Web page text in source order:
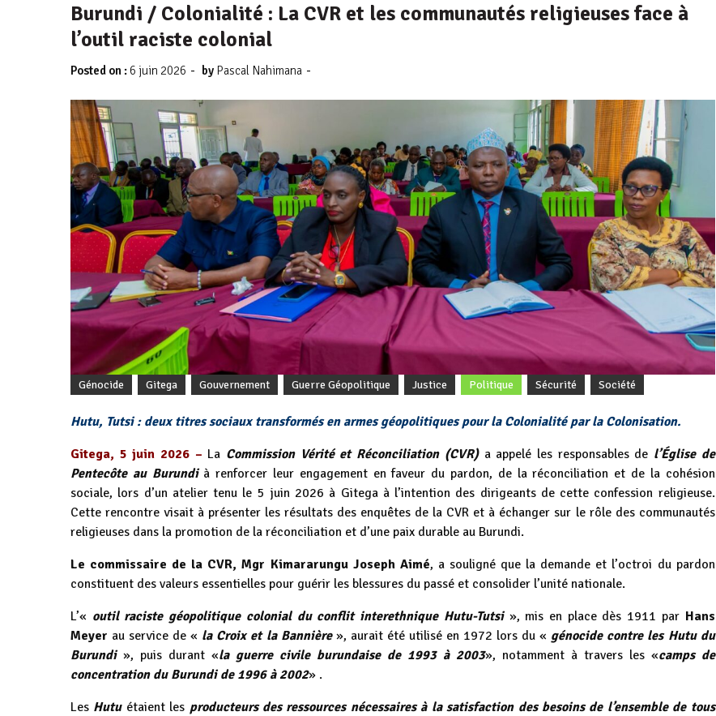
Burundi / Colonialité : La CVR et les communautés religieuses face à
l’outil raciste colonial
Posted on :6 juin 2026 - by Pascal Nahimana -
Génocide Gitega Gouvernement Guerre Géopolitique Justice Politique Sécurité Société
Hutu, Tutsi : deux titres sociaux transformés en armes géopolitiques pour la Colonialité par la Colonisation.
Gitega, 5 juin 2026 – La Commission Vérité et Réconciliation (CVR)a appelé les responsables de l’Église de
Pentecôte au Burundià renforcer leur engagement en faveur du pardon, de la réconciliation et de la cohésion
sociale, lors d’un atelier tenu le 5 juin 2026 à Gitega à l’intention des dirigeants de cette confession religieuse.
Cette rencontre visait à présenter les résultats des enquêtes de la CVR et à échanger sur le rôle des communautés
religieuses dans la promotion de la réconciliation et d’une paix durable au Burundi.
Le commissaire de la CVR, Mgr Kimararungu Joseph Aimé, a souligné que la demande et l’octroi du pardon
constituent des valeurs essentielles pour guérir les blessures du passé et consolider l’unité nationale.
L’« outil raciste géopolitique colonial du conflit interethnique Hutu-Tutsi», mis en place dès 1911 par Hans
Meyer au service de « la Croix et la Bannière», aurait été utilisé en 1972 lors du « génocide contre les Hutu du
Burundi», puis durant «la guerre civile burundaise de 1993 à 2003», notamment à travers les «camps de
concentration du Burundi de 1996 à 2002» .
Les Hutu étaient les producteurs des ressources nécessaires à la satisfaction des besoins de l’ensemble de tous